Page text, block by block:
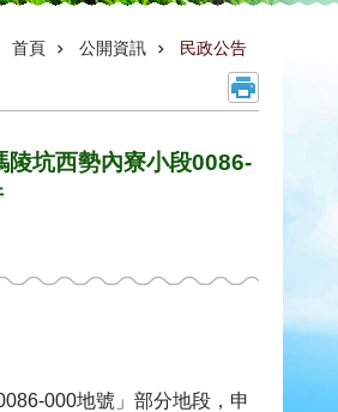
首頁 公開資訊 民政公告
陵坑西勢內寮小段0086-
000地號」部分地段，申